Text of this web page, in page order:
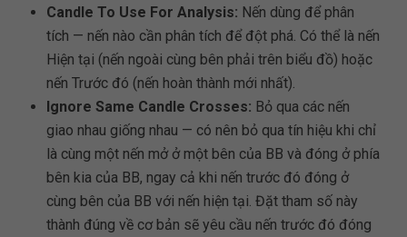
Candle To Use For Analysis: Nến dùng để phân
tích — nến nào cần phân tích để đột phá. Có thể là nến
Hiện tại (nến ngoài cùng bên phải trên biểu đồ) hoặc
nến Trước đó (nến hoàn thành mới nhất).
Ignore Same Candle Crosses: Bỏ qua các nến
giao nhau giống nhau — có nên bỏ qua tín hiệu khi chỉ
là cùng một nến mở ở một bên của BB và đóng ở phía
bên kia của BB, ngay cả khi nến trước đó đóng ở
cùng bên của BB với nến hiện tại. Đặt tham số này
thành đúng về cơ bản sẽ yêu cầu nến trước đó đóng